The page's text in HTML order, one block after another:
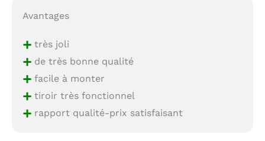
Avantages
+très joli
+de très bonne qualité
+facile à monter
+tiroir très fonctionnel
+rapport qualité-prix satisfaisant